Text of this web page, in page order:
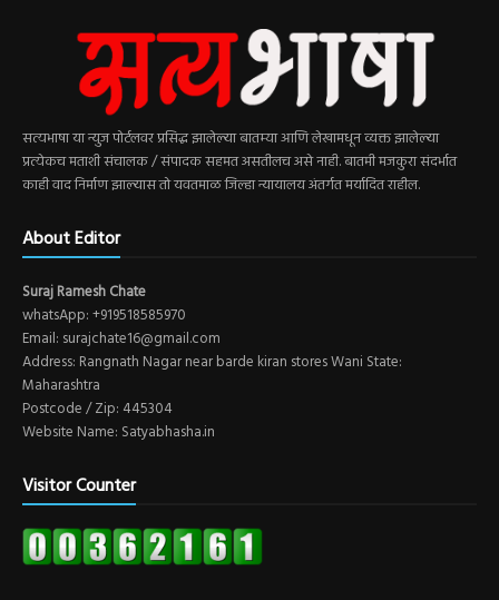
सत्यभाषा या न्युज पोर्टलवर प्रसिद्ध झालेल्या बातम्या आणि लेखामधून व्यक्त झालेल्या
प्रत्येकच मताशी संचालक / संपादक सहमत असतीलच असे नाही. बातमी मजकुरा संदर्भात
काही वाद निर्माण झाल्यास तो यवतमाळ जिल्हा न्यायालय अंतर्गत मर्यादित राहील.
About Editor
Suraj Ramesh Chate
whatsApp: +919518585970
Email: surajchate16@gmail.com
Address: Rangnath Nagar near barde kiran stores Wani State:
Maharashtra
Postcode / Zip: 445304
Website Name: Satyabhasha.in
Visitor Counter